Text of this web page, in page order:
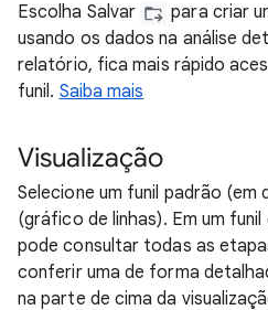
Escolha Salvar
para criar
usando os dados na análise
relatório, fica mais rápido
funil. Saiba mais
Visualização
Selecione um funil padrão (em
(gráfico de linhas). Em um
pode consultar todas as
conferir uma de forma
na parte de cima da